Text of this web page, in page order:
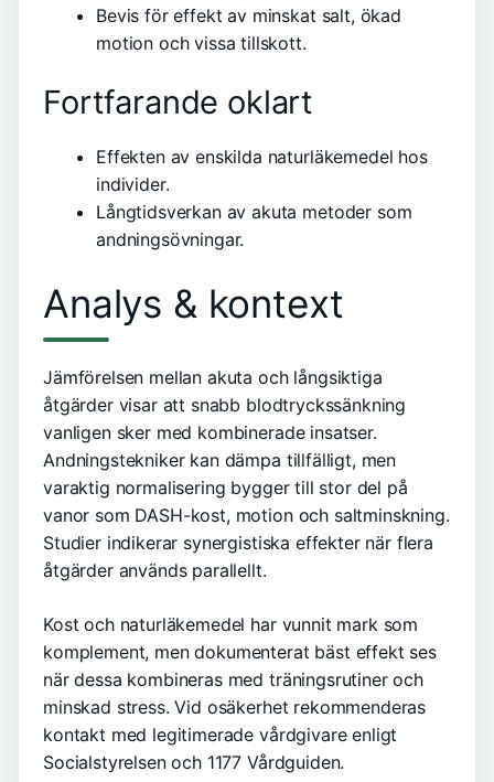
Bevis för effekt av minskat salt, ökad
motion och vissa tillskott.
Fortfarande oklart
Effekten av enskilda naturläkemedel hos
individer.
Långtidsverkan av akuta metoder som
andningsövningar.
Analys & kontext
Jämförelsen mellan akuta och långsiktiga
åtgärder visar att snabb blodtryckssänkning
vanligen sker med kombinerade insatser.
Andningstekniker kan dämpa tillfälligt, men
varaktig normalisering bygger till stor del på
vanor som DASH-kost, motion och saltminskning.
Studier indikerar synergistiska effekter när flera
åtgärder används parallellt.
Kost och naturläkemedel har vunnit mark som
komplement, men dokumenterat bäst effekt ses
när dessa kombineras med träningsrutiner och
minskad stress. Vid osäkerhet rekommenderas
kontakt med legitimerade vårdgivare enligt
Socialstyrelsen och 1177 Vårdguiden.